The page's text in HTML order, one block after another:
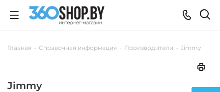
Главная - Справочная информация - Производители - Jimmy
Jimmy